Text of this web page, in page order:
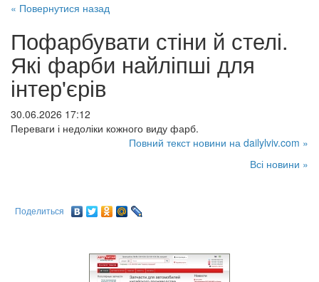
« Повернутися назад
Пофарбувати стіни й стелі.
Які фарби найліпші для
інтер'єрів
30.06.2026 17:12
Переваги і недоліки кожного виду фарб.
Повний текст новини на dailylviv.com »
Всі новини »
Поделиться